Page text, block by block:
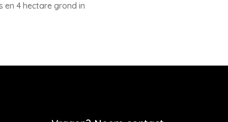
en 4 hectare grond in